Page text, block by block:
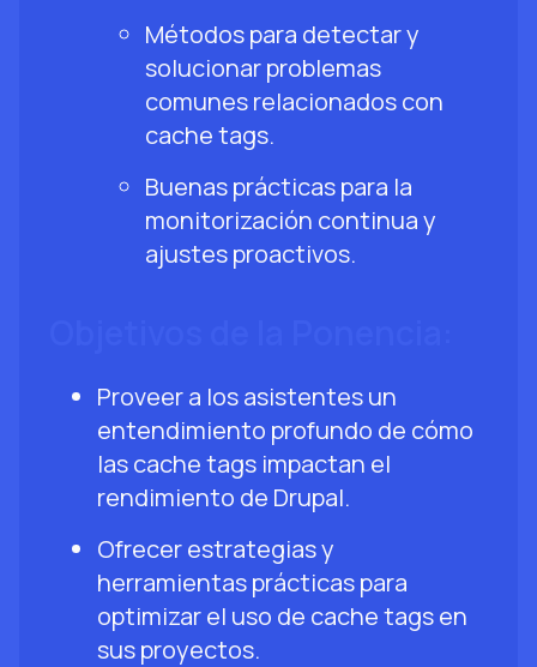
Métodos para detectar y
solucionar problemas
comunes relacionados con
cache tags.
Buenas prácticas para la
monitorización continua y
ajustes proactivos.
Proveer a los asistentes un
entendimiento profundo de cómo
las cache tags impactan el
rendimiento de Drupal.
Ofrecer estrategias y
herramientas prácticas para
optimizar el uso de cache tags en
sus proyectos.